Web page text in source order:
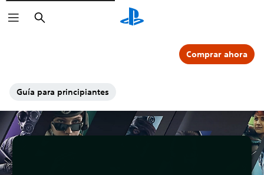
Buscar
Guía para principiantes
Comprar ahora